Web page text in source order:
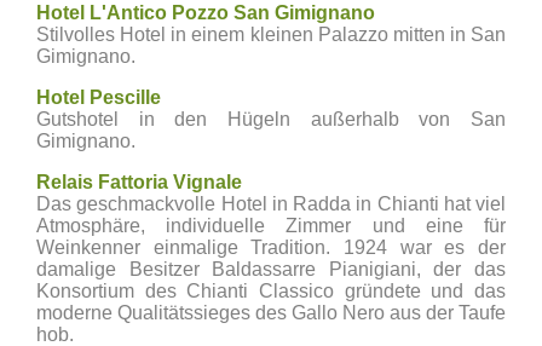
Hotel L'Antico Pozzo San Gimignano
Stilvolles Hotel in einem kleinen Palazzo mitten in San
Gimignano.
Hotel Pescille
Gutshotel in den Hügeln außerhalb von San
Gimignano.
Relais Fattoria Vignale
Das geschmackvolle Hotel in Radda in Chianti hat viel
Atmosphäre, individuelle Zimmer und eine für
Weinkenner einmalige Tradition. 1924 war es der
damalige Besitzer Baldassarre Pianigiani, der das
Konsortium des Chianti Classico gründete und das
moderne Qualitätssieges des Gallo Nero aus der Taufe
hob.